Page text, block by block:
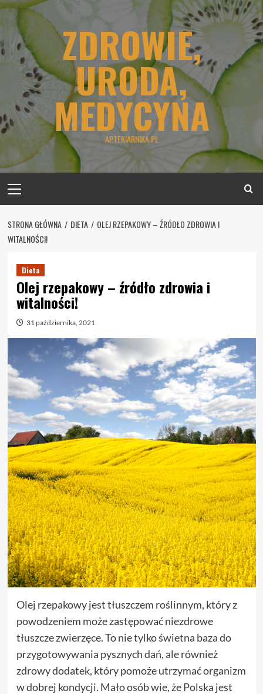
Skip
content
ZDROWIE,
URODA,
MEDYCYNA
APTEKIARNIKA.PL
Menu
STRONA GŁÓWNA DIETA
OLEJ RZEPAKOWY – ŹRÓDŁO ZDROWIA I
WITALNOŚCI!
Dieta
Olej rzepakowy – źródło zdrowia i
witalności!
31 października, 2021
Olej rzepakowy jest tłuszczem roślinnym, który z
powodzeniem może zastępować niezdrowe
tłuszcze zwierzęce. To nie tylko świetna baza do
przygotowywania pysznych dań, ale również
zdrowy dodatek, który pomoże utrzymać organizm
w dobrej kondycji. Mało osób wie, że Polska jest